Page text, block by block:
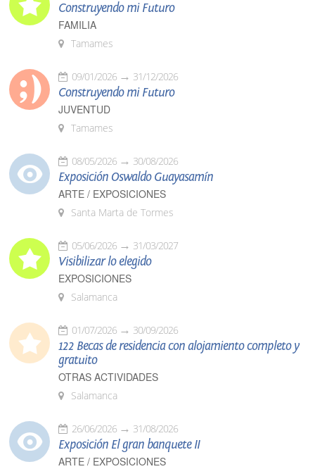
Construyendo mi Futuro
FAMILIA
Tamames
09/01/2026 31/12/2026
Construyendo mi Futuro
JUVENTUD
Tamames
08/05/2026 30/08/2026
Exposición Oswaldo Guayasamín
ARTE / EXPOSICIONES
Santa Marta de Tormes
05/06/2026 31/03/2027
Visibilizar lo elegido
EXPOSICIONES
Salamanca
01/07/2026 30/09/2026
122 Becas de residencia con alojamiento completo y
gratuito
OTRAS ACTIVIDADES
Salamanca
26/06/2026 31/08/2026
Exposición El gran banquete II
ARTE / EXPOSICIONES